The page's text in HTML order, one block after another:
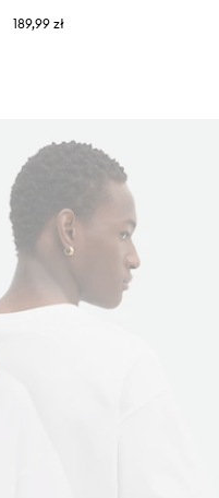
189,99 zł